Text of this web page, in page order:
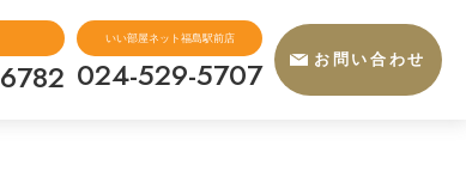
いい部屋ネット福島駅前店
024-529-5707 お問い合わせ